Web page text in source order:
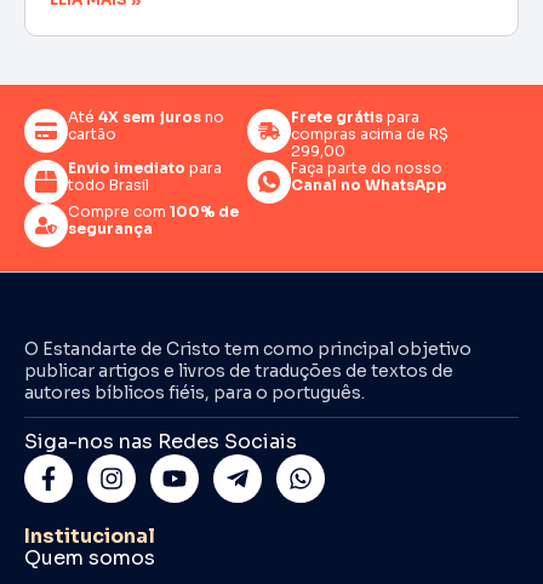
Até 4X sem juros no
cartão
Frete grátispara
compras acima de R$
299,00
Envio imediato para
todo Brasil
Faça parte do nosso
Canal no WhatsApp
Compre com 100% de
segurança
O Estandarte de Cristo tem como principal objetivo
publicar artigos e livros de traduções de textos de
autores bíblicos fiéis, para o português.
Siga-nos nas Redes Sociais
Institucional
Quem somos